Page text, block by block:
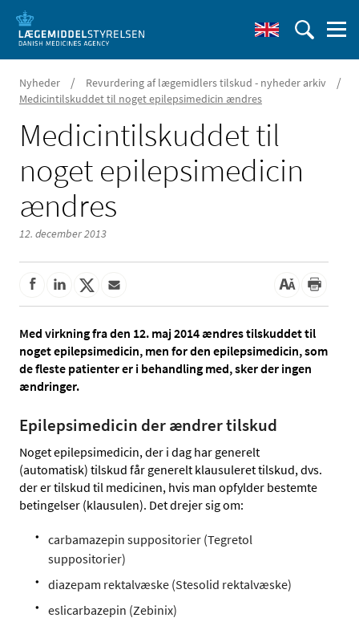
Nyheder / Revurdering af lægemidlers tilskud - nyheder arkiv /
Medicintilskuddet til noget epilepsimedicin ændres
Medicintilskuddet til
noget epilepsimedicin
ændres
12. december 2013
Med virkning fra den 12. maj 2014 ændres tilskuddet til
noget epilepsimedicin, men for den epilepsimedicin, som
de fleste patienter er i behandling med, sker der ingen
ændringer.
Epilepsimedicin der ændrer tilskud
Noget epilepsimedicin, der i dag har generelt
(automatisk) tilskud får generelt klausuleret tilskud, dvs.
der er tilskud til medicinen, hvis man opfylder bestemte
betingelser (klausulen). Det drejer sig om:
carbamazepin suppositorier (Tegretol
suppositorier)
diazepam rektalvæske (Stesolid rektalvæske)
eslicarbazepin (Zebinix)